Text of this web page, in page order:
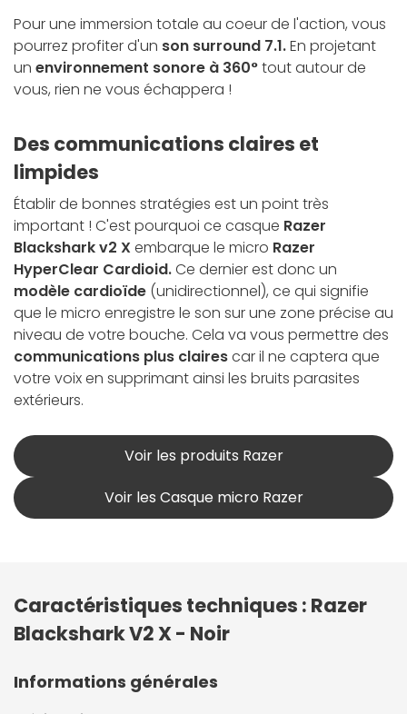
Pour une immersion totale au coeur de l'action, vous
pourrez profiter d'un son surround 7.1.En projetant
un environnement sonore à 360°tout autour de
vous, rien ne vous échappera !
Des communications claires et
limpides
Établir de bonnes stratégies est un point très
important ! C'est pourquoi ce casque Razer
Blackshark v2 X embarque le micro Razer
HyperClear Cardioid.Ce dernier est donc un
modèle cardioïde (unidirectionnel), ce qui signifie
que le micro enregistre le son sur une zone précise au
niveau de votre bouche. Cela va vous permettre des
communications plus clairescar il ne captera que
votre voix en supprimant ainsi les bruits parasites
extérieurs.
Voir les produits Razer
Voir les Casque micro Razer
Caractéristiques techniques : Razer
Blackshark V2 X - Noir
Informations générales